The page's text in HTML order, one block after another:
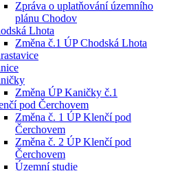
Zpráva o uplatňování územního
plánu Chodov
Lhota
Změna č.1 ÚP Chodská Lhota
Změna ÚP Kaničky č.1
pod Čerchovem
Změna č. 1 ÚP Klenčí pod
Čerchovem
Změna č. 2 ÚP Klenčí pod
Čerchovem
Územní studie